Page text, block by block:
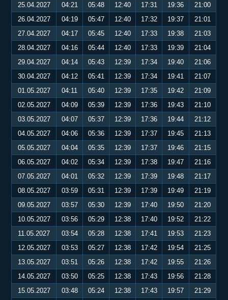
25.04.2027
04:21 05:48 12:40 17:31 19:36
21:00
26.04.2027
04:19 05:47 12:40 17:32 19:37
21:01
27.04.2027
04:17 05:45 12:40 17:33 19:38
21:03
28.04.2027
04:16 05:44 12:40 17:33 19:39
21:04
29.04.2027
04:14 05:43 12:39 17:34 19:40
21:06
30.04.2027
04:12 05:41 12:39 17:34 19:41
21:07
01.05.2027
04:11 05:40 12:39 17:35 19:42
21:09
02.05.2027
04:09 05:39 12:39 17:36 19:43
21:10
03.05.2027
04:07 05:37 12:39 17:36 19:44
21:12
04.05.2027
04:06 05:36 12:39 17:37 19:45
21:13
05.05.2027
04:04 05:35 12:39 17:37 19:46
21:15
06.05.2027
04:02 05:34 12:39 17:38 19:47
21:16
07.05.2027
04:01 05:32 12:39 17:39 19:48
21:17
08.05.2027
03:59 05:31 12:39 17:39 19:49
21:19
09.05.2027
03:57 05:30 12:39 17:40 19:50
21:20
10.05.2027
03:56 05:29 12:38 17:40 19:52
21:22
11.05.2027
03:54 05:28 12:38 17:41 19:53
21:23
12.05.2027
03:53 05:27 12:38 17:42 19:54
21:25
13.05.2027
03:51 05:26 12:38 17:42 19:55
21:26
14.05.2027
03:50 05:25 12:38 17:43 19:56
21:28
15.05.2027
03:48 05:24 12:38 17:43 19:57
21:29